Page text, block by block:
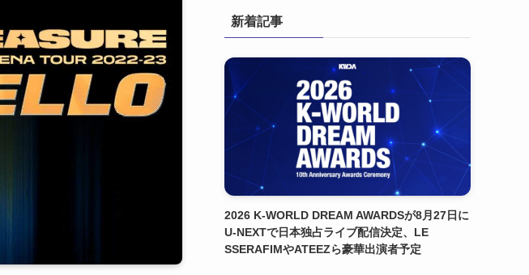
新着記事
2026 K-WORLD DREAM AWARDSが8月27日に
U-NEXTで日本独占ライブ配信決定、LE
SSERAFIMやATEEZら豪華出演者予定